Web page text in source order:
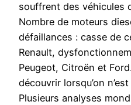
souffrent des véhicules
Nombre de moteurs
défaillances : casse de
Renault,
Peugeot, Citroën et
découvrir lorsqu’on
Plusieurs analyses